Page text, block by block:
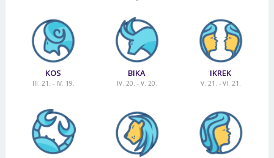
KOS
III. 21. - IV. 19.
BIKA
IV. 20. - V. 20.
IKREK
V. 21. - VI. 21.